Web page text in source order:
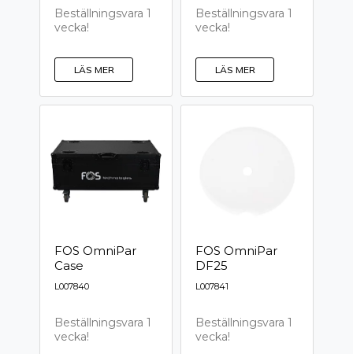
Beställningsvara 1
vecka!
LÄS MER
Beställningsvara 1
vecka!
LÄS MER
FOS OmniPar
Case
L007840
Beställningsvara 1
vecka!
FOS OmniPar
DF25
L007841
Beställningsvara 1
vecka!